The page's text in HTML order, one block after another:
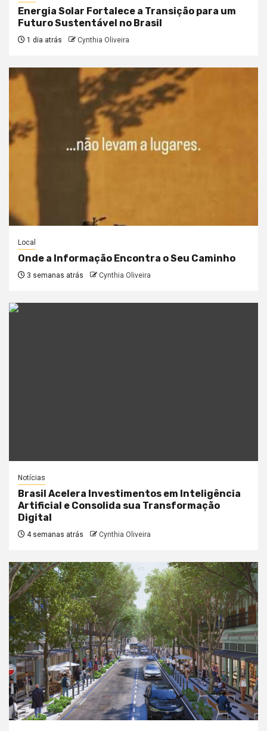
Energia Solar Fortalece a Transição para um
Futuro Sustentável no Brasil
1 dia atrás Cynthia Oliveira
Local
Onde a Informação Encontra o Seu Caminho
3 semanas atrás Cynthia Oliveira
Notícias
Brasil Acelera Investimentos em Inteligência
Artificial e Consolida sua Transformação
Digital
4 semanas atrás Cynthia Oliveira